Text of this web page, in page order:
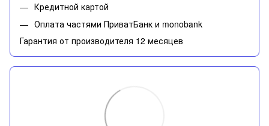
Кредитной картой
Оплата частями ПриватБанк и monobank
Гарантия от производителя 12 месяцев